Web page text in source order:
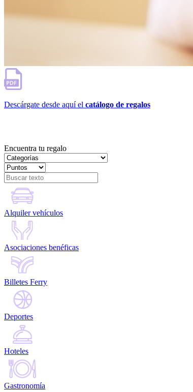
Descárgate desde aquí el catálogo de regalos
Encuentra tu regalo
Alquiler vehículos
Asociaciones benéficas
Billetes Ferry
Deportes
Hoteles
Gastronomía